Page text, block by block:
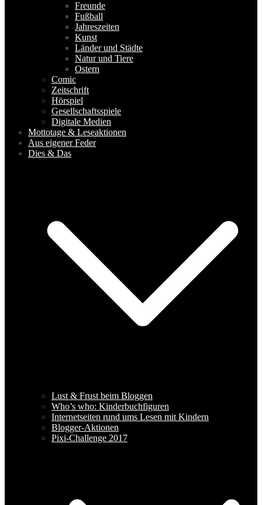
Freunde
Fußball
Jahreszeiten
Kunst
Länder und Städte
Natur und Tiere
Ostern
Comic
Zeitschrift
Hörspiel
Gesellschaftsspiele
Digitale Medien
Mottotage & Leseaktionen
Aus eigener Feder
Dies & Das
Lust & Frust beim Bloggen
Who’s who: Kinderbuchfiguren
Internetseiten rund ums Lesen mit Kindern
Blogger-Aktionen
Pixi-Challenge 2017